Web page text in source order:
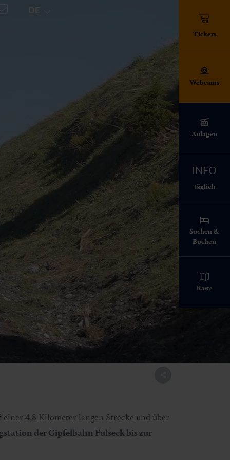
Tickets
Webcams
Anlagen
INFO
täglich
Suchen &
Buchen
Karte
Info alles zu
auf der
erfahren.
DE
einer 4,8 Kilometer langen Strecke und über
der Gipfelbahn Fulseck bis zur